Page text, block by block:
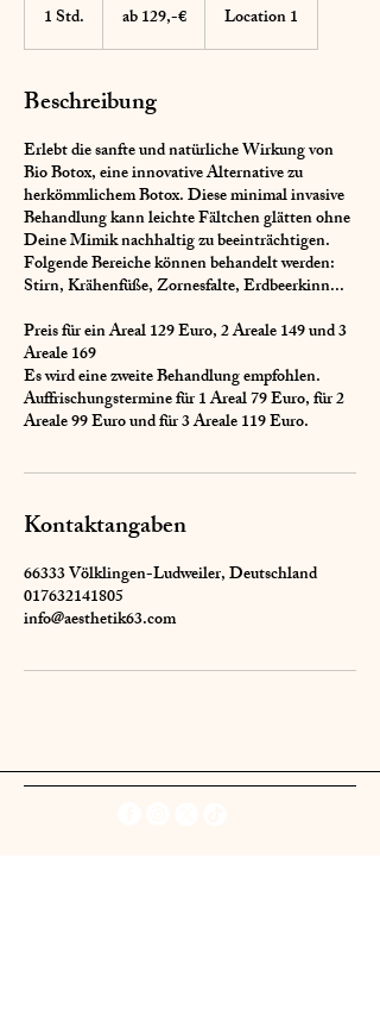
1 Std.
S
129,-ab 129,-€ Location 1
Beschreibung
Erlebt die sanfte und natürliche Wirkung von
Bio Botox, eine innovative Alternative zu
herkömmlichem Botox. Diese minimal invasive
Behandlung kann leichte Fältchen glätten ohne
Deine Mimik nachhaltig zu beeinträchtigen.
Folgende Bereiche können behandelt werden:
Stirn, Krähenfüße, Zornesfalte, Erdbeerkinn...
Preis für ein Areal 129 Euro, 2 Areale 149 und 3
Areale 169
Es wird eine zweite Behandlung empfohlen.
Auffrischungstermine für 1 Areal 79 Euro, für 2
Areale 99 Euro und für 3 Areale 119 Euro.
Kontaktangaben
66333 Völklingen-Ludweiler, Deutschland
017632141805
info@aesthetik63.com